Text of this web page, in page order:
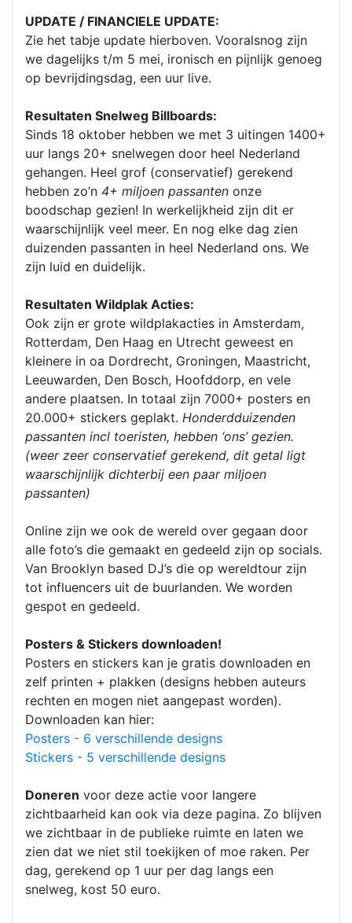
UPDATE / FINANCIELE UPDATE:
Zie het tabje update hierboven. Vooralsnog zijn
we dagelijks t/m 5 mei, ironisch en pijnlijk genoeg
op bevrijdingsdag, een uur live.
Resultaten Snelweg Billboards:
Sinds 18 oktober hebben we met 3 uitingen 1400+
uur langs 20+ snelwegen door heel Nederland
gehangen. Heel grof (conservatief) gerekend
hebben zo’n 4+ miljoen passanten onze
boodschap gezien! In werkelijkheid zijn dit er
waarschijnlijk veel meer. En nog elke dag zien
duizenden passanten in heel Nederland ons. We
zijn luid en duidelijk.
Resultaten Wildplak Acties:
Ook zijn er grote wildplakacties in Amsterdam,
Rotterdam, Den Haag en Utrecht geweest en
kleinere in oa Dordrecht, Groningen, Maastricht,
Leeuwarden, Den Bosch, Hoofddorp, en vele
andere plaatsen. In totaal zijn 7000+ posters en
20.000+ stickers geplakt. Honderdduizenden
passanten incl toeristen, hebben ‘ons’ gezien.
(weer zeer conservatief gerekend, dit getal ligt
waarschijnlijk dichterbij een paar miljoen
passanten)
Online zijn we ook de wereld over gegaan door
alle foto’s die gemaakt en gedeeld zijn op socials.
Van Brooklyn based DJ’s die op wereldtour zijn
tot influencers uit de buurlanden. We worden
gespot en gedeeld.
Posters & Stickers downloaden!
Posters en stickers kan je gratis downloaden en
zelf printen + plakken (designs hebben auteurs
rechten en mogen niet aangepast worden).
Downloaden kan hier:
Posters - 6 verschillende designs
Stickers - 5 verschillende designs
Doneren voor deze actie voor langere
zichtbaarheid kan ook via deze pagina. Zo blijven
we zichtbaar in de publieke ruimte en laten we
zien dat we niet stil toekijken of moe raken. Per
dag, gerekend op 1 uur per dag langs een
snelweg, kost 50 euro.